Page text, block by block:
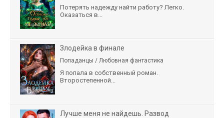
Потерять надежду найти работу? Легко.
Оказаться в...
Злодейка в финале
Попаданцы / Любовная фантастика
Я попала в собственный роман.
Второстепенной...
Лучше меня не найдешь. Развод